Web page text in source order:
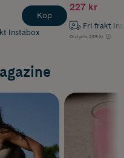
Instabox
Köp
227 kr
Fri frakt
Ord.pris 299 kr